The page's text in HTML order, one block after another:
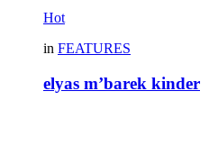
Hot
in FEATURES
elyas m’barek kinder